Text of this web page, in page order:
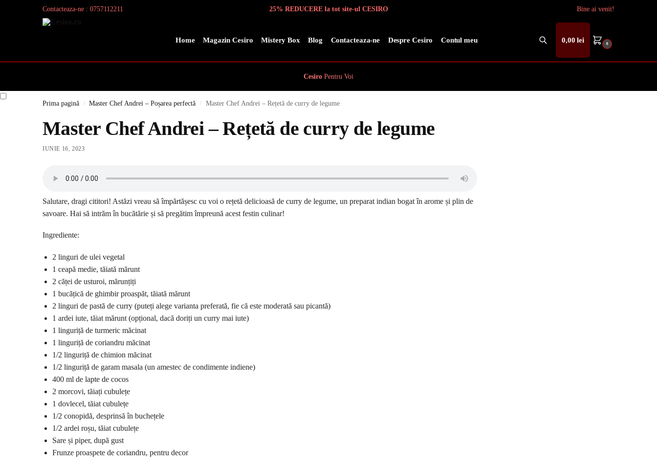
Contacteaza-ne : 0757112211 25% REDUCERE la tot site-ul CESIRO Bine ai venit!
Home Magazin Cesiro Mistery Box Blog Contacteaza-ne Despre Cesiro Contul meu
Search
0,00lei 0
Cesiro Pentru Voi
Prima pagină / Master Chef Andrei – Poșarea perfectă / Master Chef Andrei – Rețetă de curry de legume
Master Chef Andrei – Rețetă de curry de legume
IUNIE 16, 2023
Salutare, dragi cititori! Astăzi vreau să împărtășesc cu voi o rețetă delicioasă de curry de legume, un preparat indian bogat în arome și plin de
savoare. Hai să intrăm în bucătărie și să pregătim împreună acest festin culinar!
Ingrediente:
2 linguri de ulei vegetal
1 ceapă medie, tăiată mărunt
2 căței de usturoi, mărunțiți
1 bucățică de ghimbir proaspăt, tăiată mărunt
2 linguri de pastă de curry (puteți alege varianta preferată, fie că este moderată sau picantă)
1 ardei iute, tăiat mărunt (opțional, dacă doriți un curry mai iute)
1 linguriță de turmeric măcinat
1 linguriță de coriandru măcinat
1/2 linguriță de chimion măcinat
1/2 linguriță de garam masala (un amestec de condimente indiene)
400 ml de lapte de cocos
2 morcovi, tăiați cubulețe
1 dovlecel, tăiat cubulețe
1/2 conopidă, desprinsă în buchețele
1/2 ardei roșu, tăiat cubulețe
Sare și piper, după gust
Frunze proaspete de coriandru, pentru decor